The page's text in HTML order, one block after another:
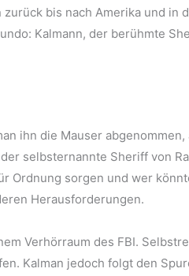
bis nach Amerika und in
Kalmann, der berühmte
ihn die Mauser
selbsternannte Sheriff von
Ordnung sorgen und wer
Herausforderungen.
Verhörraum des FBI.
Kalman jedoch folgt den